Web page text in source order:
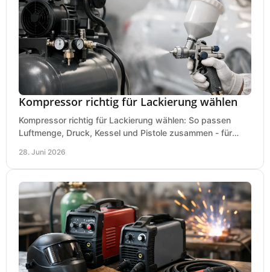
Kompressor richtig für Lackierung wählen
Kompressor richtig für Lackierung wählen: So passen
Luftmenge, Druck, Kessel und Pistole zusammen - für
28. Juni 2026